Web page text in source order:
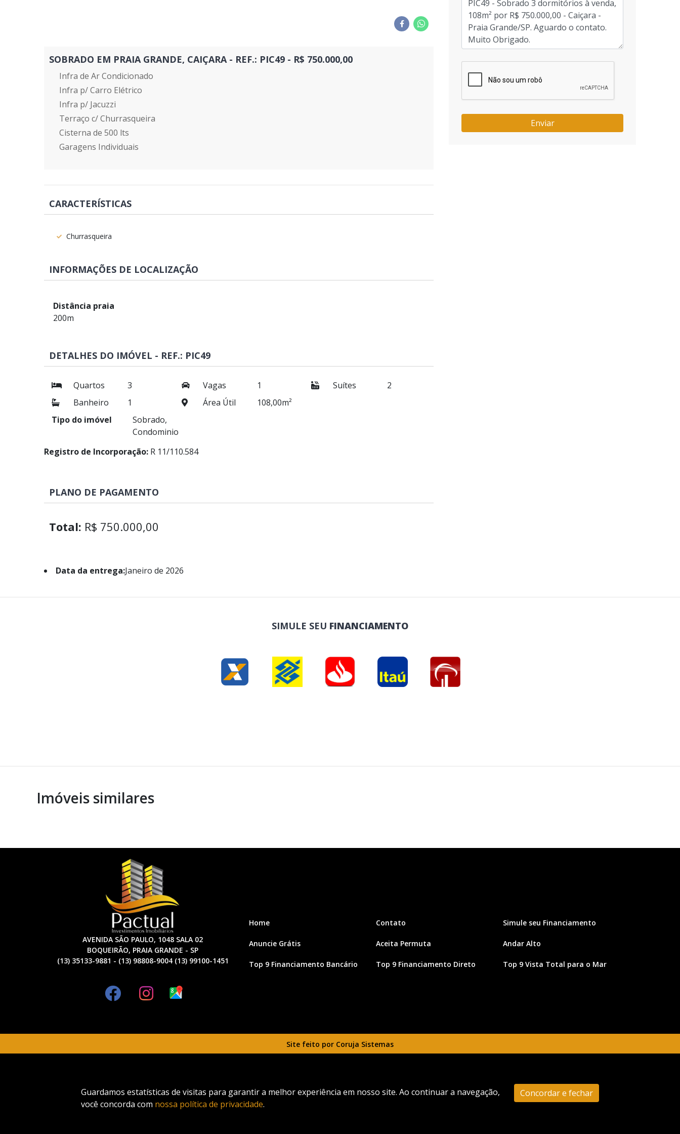
SOBRADO EM PRAIA GRANDE, CAIÇARA - REF.: PIC49 - R$ 750.000,00
Infra de Ar Condicionado
Infra p/ Carro Elétrico
Infra p/ Jacuzzi
Terraço c/ Churrasqueira
Cisterna de 500 lts
Garagens Individuais
CARACTERÍSTICAS
Churrasqueira
INFORMAÇÕES DE LOCALIZAÇÃO
Distância praia
200m
DETALHES DO IMÓVEL - REF.: PIC49
Quartos 3 Vagas 1 Suítes
2
Banheiro
1 Área Útil
108,00m²
Tipo do imóvel
Sobrado,
Condominio
Registro de Incorporação: R 11/110.584
PLANO DE PAGAMENTO
Total: R$ 750.000,00
Data da entrega:Janeiro de 2026
Enviar
SIMULE SEU FINANCIAMENTO
Imóveis similares
Guardamos estatísticas de visitas para garantir a melhor experiência em nosso site. Ao continuar a navegação,
você concorda com nossa política de privacidade.
Concordar e fechar
AVENIDA SÃO PAULO, 1048 SALA 02
BOQUEIRÃO, PRAIA GRANDE - SP
(13) 35133-9881 - (13) 98808-9004 (13) 99100-1451
Home Contato Simule seu Financiamento
Anuncie Grátis Aceita Permuta Andar Alto
Top 9 Financiamento Bancário Top 9 Financiamento Direto Top 9 Vista Total para o Mar
Site feito por Coruja Sistemas